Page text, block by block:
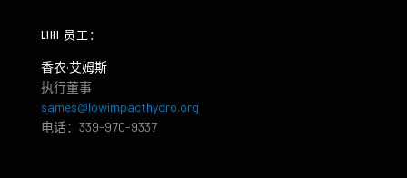
LIHI 员工：
香农·艾姆斯
执行董事
sames@lowimpacthydro.org
电话：339-970-9337